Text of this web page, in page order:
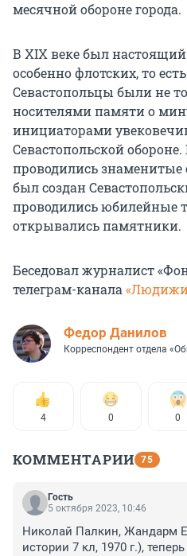
месячной обороне города.
В XIX веке был настоящий
особенно флотских, то
Севастопольцы были не
носителями памяти о
инициаторами
Севастопольской
проводились знаменитые
был создан
проводились юбилейные
открывались памятники.
Беседовал журналист
телеграм-канала
Федор Данилов
Корреспондент отдела
4 0 0
КОММЕНТАРИИ 75
Гость
5 октября 2023, 10:46
Николай Палкин, Жандарм
истории 7 кл, 1970 г.),